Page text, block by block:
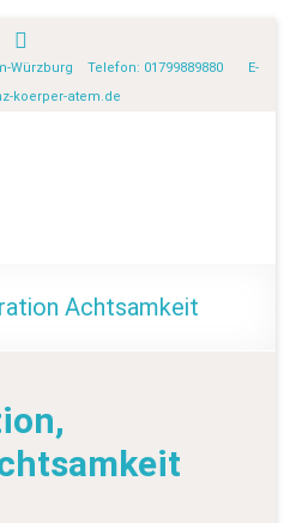
Würzburg Telefon: 01799889880 E-
koerper-atem.de
Achtsamkeit